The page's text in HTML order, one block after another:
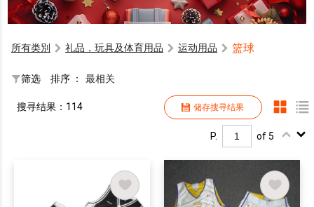
所有类別 礼品，玩具及体育用品 运动用品 篮球
筛选 排序 ： 最相关
储存搜寻结果
搜寻结果：114
P. of 5